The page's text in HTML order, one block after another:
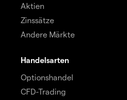
Aktien
Zinssätze
Andere Märkte
Handelsarten
Optionshandel
CFD-Trading